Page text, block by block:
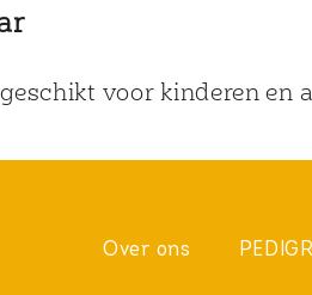
voor kinderen en
Over ons